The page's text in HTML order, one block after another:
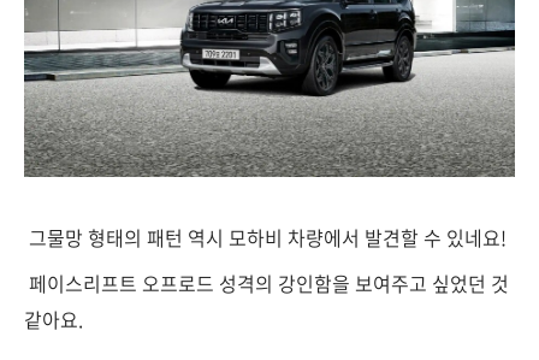
그물망 형태의 패턴 역시 모하비 차량에서 발견할 수 있네요!
페이스리프트 오프로드 성격의 강인함을 보여주고 싶었던 것
같아요.